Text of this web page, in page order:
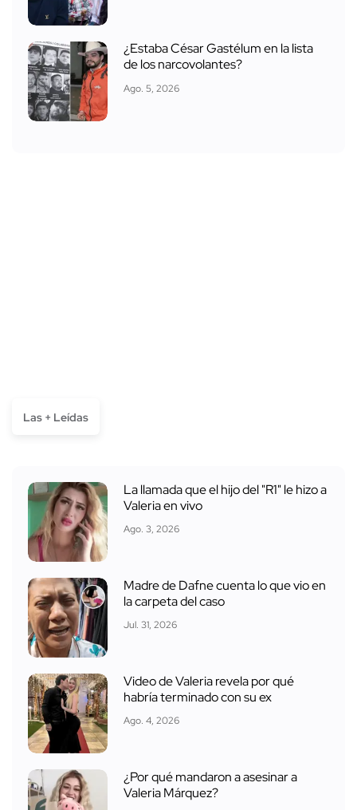
¿Estaba César Gastélum en la lista
de los narcovolantes?
Ago. 5, 2026
Las + Leídas
La llamada que el hijo del "R1" le hizo a
Valeria en vivo
Ago. 3, 2026
Madre de Dafne cuenta lo que vio en
la carpeta del caso
Jul. 31, 2026
Video de Valeria revela por qué
habría terminado con su ex
Ago. 4, 2026
¿Por qué mandaron a asesinar a
Valeria Márquez?